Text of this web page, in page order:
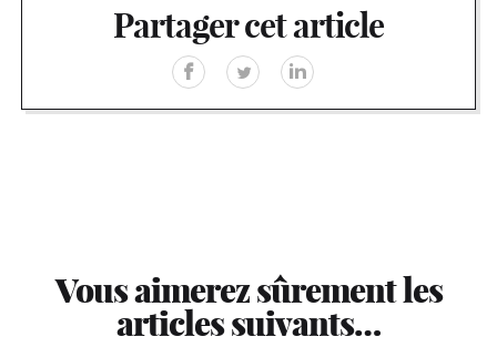
Partager cet article
Vous aimerez sûrement les
articles suivants…